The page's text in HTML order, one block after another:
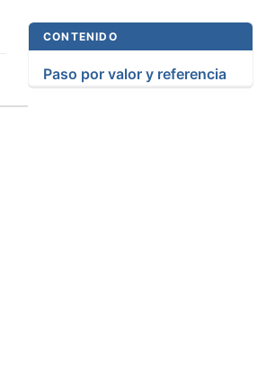
CONTENIDO
Paso por valor y referencia